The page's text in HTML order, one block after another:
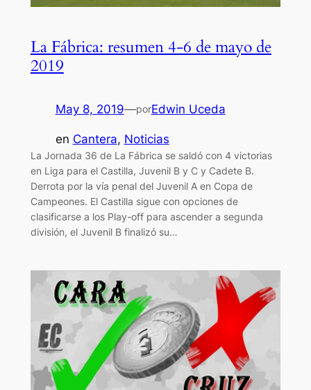
La Fábrica: resumen 4-6 de mayo de
2019
May 8, 2019—porEdwin Uceda
en Cantera, Noticias
La Jornada 36 de La Fábrica se saldó con 4 victorias
en Liga para el Castilla, Juvenil B y C y Cadete B.
Derrota por la vía penal del Juvenil A en Copa de
Campeones. El Castilla sigue con opciones de
clasificarse a los Play-off para ascender a segunda
división, el Juvenil B finalizó su…